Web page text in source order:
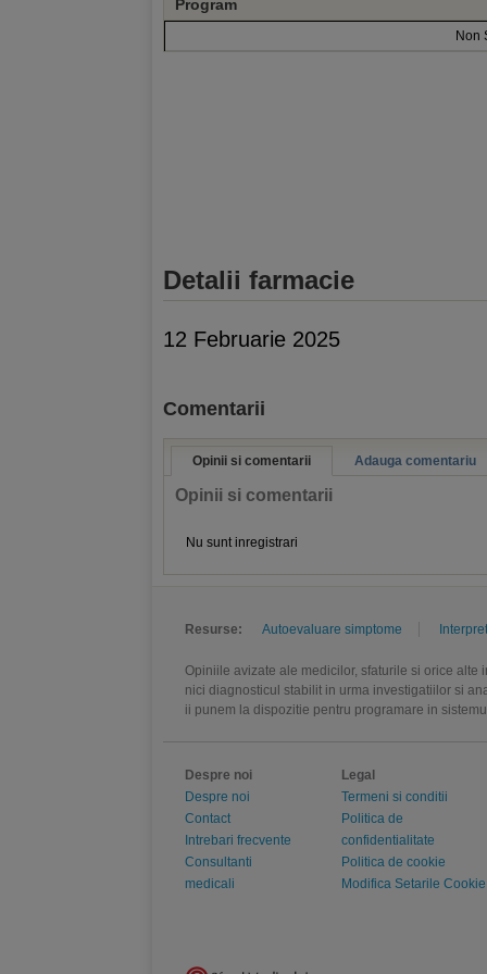
Program
Non
Detalii farmacie
12 Februarie 2025
Comentarii
Opinii si comentarii Adauga comentariu
Opinii si comentarii
Nu sunt inregistrari
Resurse: Autoevaluare simptome
Opiniile avizate ale medicilor, sfaturile si orice
nici diagnosticul stabilit in urma investigatiilor si
ii punem la dispozitie pentru programare in
Despre noi
Despre noi
Contact
Intrebari frecvente
Consultanti
medicali
Legal
Termeni si conditii
Politica de
confidentialitate
Politica de cookie
Modifica Setarile Cookie